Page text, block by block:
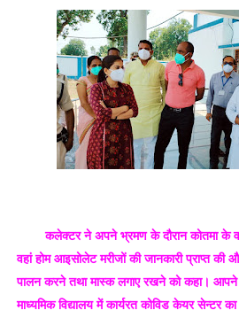
कलेक्टर ने अपने भ्रमण के दौरान कोतमा के
वहां होम आइसोलेट मरीजों की जानकारी प्राप्त की
पालन करने तथा मास्क लगाए रखने को कहा। आपने
माध्यमिक विद्यालय में कार्यरत कोविड केयर सेन्टर